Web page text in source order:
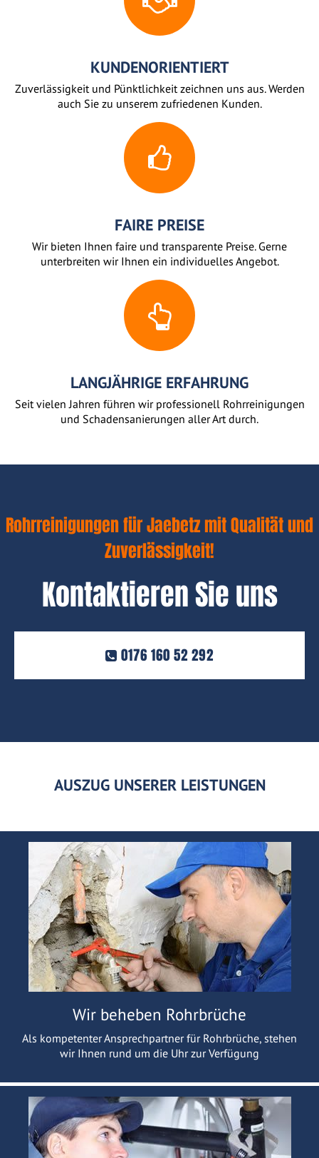
KUNDENORIENTIERT
Zuverlässigkeit und Pünktlichkeit zeichnen uns aus. Werden
auch Sie zu unserem zufriedenen Kunden.
FAIRE PREISE
Wir bieten Ihnen faire und transparente Preise. Gerne
unterbreiten wir Ihnen ein individuelles Angebot.
LANGJÄHRIGE ERFAHRUNG
Seit vielen Jahren führen wir professionell Rohrreinigungen
und Schadensanierungen aller Art durch.
Rohrreinigungen für Jaebetz mit Qualität und
Zuverlässigkeit!
Kontaktieren Sie uns
0176 160 52 292
AUSZUG UNSERER LEISTUNGEN
Wir beheben Rohrbrüche
Als kompetenter Ansprechpartner für Rohrbrüche, stehen
wir Ihnen rund um die Uhr zur Verfügung